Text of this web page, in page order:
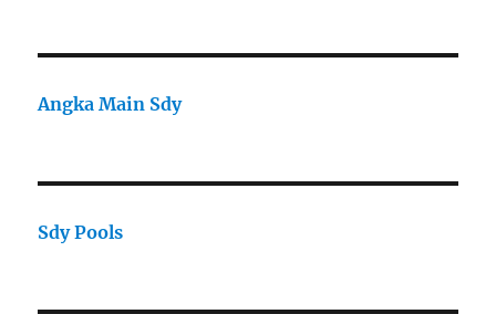
Angka Main Sdy
Sdy Pools